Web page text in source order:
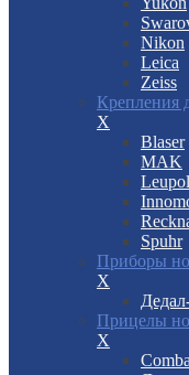
Nikon
Leica
Zeiss
Крепления
X
Blaser
MAK
Spuhr
Приборы
X
Прицелы
X